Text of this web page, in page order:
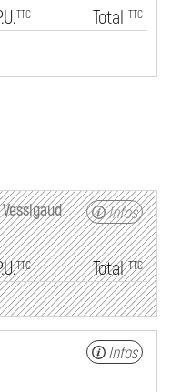
TTC Total TTC
-
Infos
TTC TotalTTC
Infos